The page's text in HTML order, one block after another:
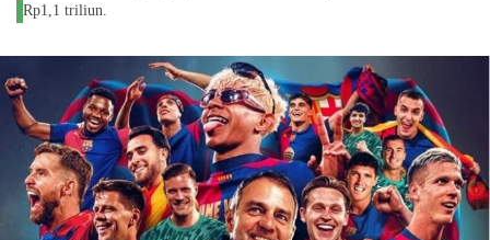
Rp1,1 triliun.